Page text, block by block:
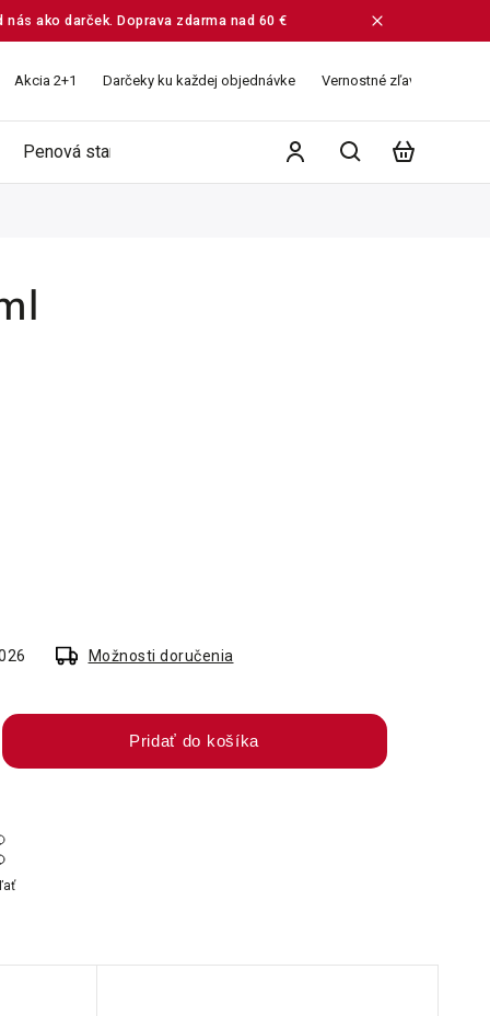
ako darček. Doprava zdarma nad 60 €
Akcia 2+1 Darčeky ku každej objednávke Vernostné zľavy
Penová starostlivosť Ružové vodičky Balíčky
Možnosti doručenia
Pridať do košíka